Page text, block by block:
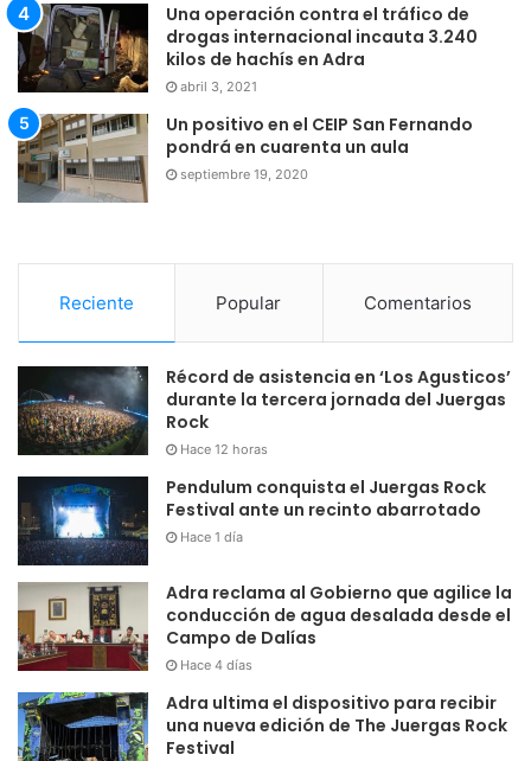
Una operación contra el tráfico de
drogas internacional incauta 3.240
kilos de hachís en Adra
abril 3, 2021
Un positivo en el CEIP San Fernando
pondrá en cuarenta un aula
septiembre 19, 2020
Reciente Popular Comentarios
Récord de asistencia en ‘Los Agusticos’
durante la tercera jornada del Juergas
Rock
Hace 12 horas
Pendulum conquista el Juergas Rock
Festival ante un recinto abarrotado
Hace 1 día
Adra reclama al Gobierno que agilice la
conducción de agua desalada desde el
Campo de Dalías
Hace 4 días
Adra ultima el dispositivo para recibir
una nueva edición de The Juergas Rock
Festival